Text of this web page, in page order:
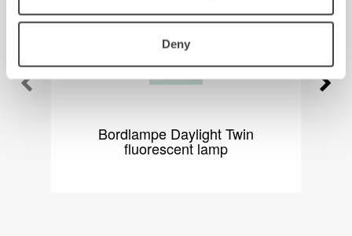
Deny
Bordlampe Daylight Twin
fluorescent lamp